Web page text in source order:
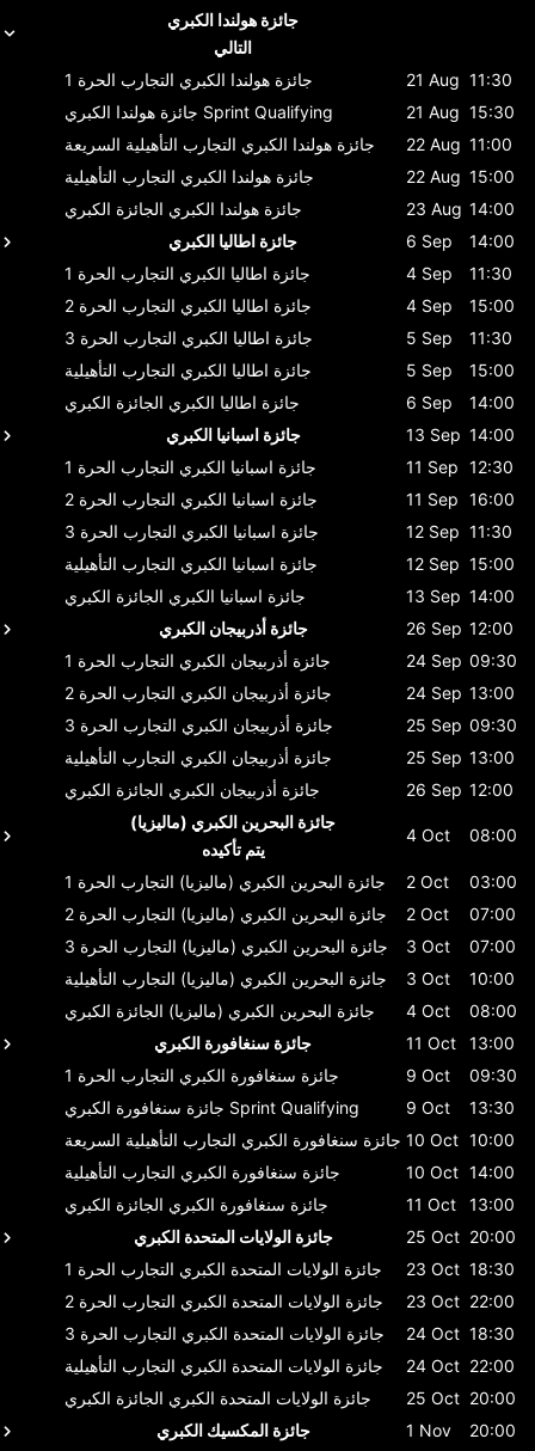
جائزة هولندا الكبري
التالي
جائزة هولندا الكبري التجارب الحرة 1 21 Aug 11:30
جائزة هولندا الكبري Sprint Qualifying 21 Aug 15:30
جائزة هولندا الكبري التجارب التأهيلية السريعة 22 Aug 11:00
جائزة هولندا الكبري التجارب التأهيلية 22 Aug 15:00
جائزة هولندا الكبري الجائزة الكبري 23 Aug 14:00
جائزة اطاليا الكبري
6 Sep
14:00
جائزة اطاليا الكبري التجارب الحرة 1 4 Sep
11:30
جائزة اطاليا الكبري التجارب الحرة 2 4 Sep
15:00
جائزة اطاليا الكبري التجارب الحرة 3 5 Sep
11:30
جائزة اطاليا الكبري التجارب التأهيلية 5 Sep
15:00
جائزة اطاليا الكبري الجائزة الكبري 6 Sep
14:00
جائزة اسبانيا الكبري
13 Sep 14:00
جائزة اسبانيا الكبري التجارب الحرة 1 11 Sep 12:30
جائزة اسبانيا الكبري التجارب الحرة 2 11 Sep 16:00
جائزة اسبانيا الكبري التجارب الحرة 3 12 Sep 11:30
جائزة اسبانيا الكبري التجارب التأهيلية 12 Sep 15:00
جائزة اسبانيا الكبري الجائزة الكبري 13 Sep 14:00
جائزة أذربيجان الكبري
26 Sep 12:00
جائزة أذربيجان الكبري التجارب الحرة 1 24 Sep 09:30
جائزة أذربيجان الكبري التجارب الحرة 2 24 Sep 13:00
جائزة أذربيجان الكبري التجارب الحرة 3 25 Sep 09:30
جائزة أذربيجان الكبري التجارب التأهيلية 25 Sep 13:00
جائزة أذربيجان الكبري الجائزة الكبري 26 Sep 12:00
جائزة البحرين الكبري (ماليزيا)
يتم تأكيده
4 Oct 08:00
جائزة البحرين الكبري (ماليزيا) التجارب الحرة 1 2 Oct
03:00
جائزة البحرين الكبري (ماليزيا) التجارب الحرة 2 2 Oct
07:00
جائزة البحرين الكبري (ماليزيا) التجارب الحرة 3 3 Oct
07:00
جائزة البحرين الكبري (ماليزيا) التجارب التأهيلية 3 Oct
10:00
جائزة البحرين الكبري (ماليزيا) الجائزة الكبري 4 Oct
08:00
جائزة سنغافورة الكبري
11 Oct
13:00
جائزة سنغافورة الكبري التجارب الحرة 1 9 Oct
09:30
جائزة سنغافورة الكبري Sprint Qualifying 9 Oct
13:30
جائزة سنغافورة الكبري التجارب التأهيلية السريعة 10 Oct 10:00
جائزة سنغافورة الكبري التجارب التأهيلية 10 Oct 14:00
جائزة سنغافورة الكبري الجائزة الكبري 11 Oct
13:00
جائزة الولايات المتحدة الكبري
25 Oct 20:00
جائزة الولايات المتحدة الكبري التجارب الحرة 1 23 Oct 18:30
جائزة الولايات المتحدة الكبري التجارب الحرة 2 23 Oct 22:00
جائزة الولايات المتحدة الكبري التجارب الحرة 3 24 Oct 18:30
جائزة الولايات المتحدة الكبري التجارب التأهيلية 24 Oct 22:00
جائزة الولايات المتحدة الكبري الجائزة الكبري 25 Oct 20:00
جائزة المكسيك الكبري
1 Nov 20:00